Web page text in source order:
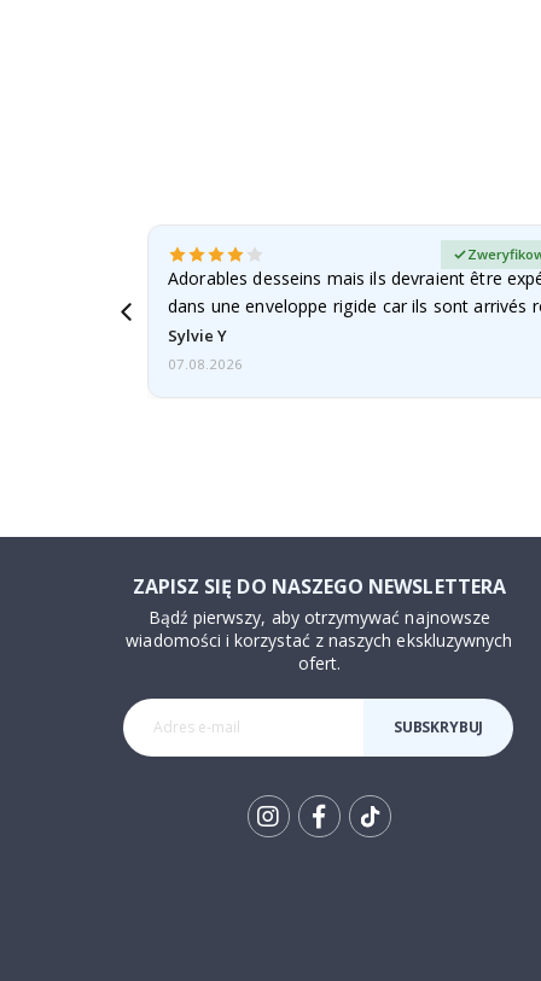
Adorables desseins mais ils devraient être
dans une enveloppe rigide car ils sont arrivés
Sylvie Y
07.08.2026
ZAPISZ SIĘ DO NASZEGO NEWSLETTERA
Bądź pierwszy, aby otrzymywać najnowsze
wiadomości i korzystać z naszych ekskluzywnych
ofert.
SUBSKRYBUJ